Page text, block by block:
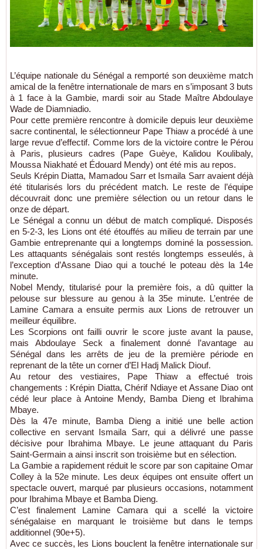
L’équipe nationale du Sénégal a remporté son deuxième match
amical de la fenêtre internationale de mars en s’imposant 3 buts
à 1 face à la Gambie, mardi soir au Stade Maître Abdoulaye
Wade de Diamniadio.
Pour cette première rencontre à domicile depuis leur deuxième
sacre continental, le sélectionneur Pape Thiaw a procédé à une
large revue d’effectif. Comme lors de la victoire contre le Pérou
à Paris, plusieurs cadres (Pape Guèye, Kalidou Koulibaly,
Moussa Niakhaté et Édouard Mendy) ont été mis au repos.
Seuls Krépin Diatta, Mamadou Sarr et Ismaila Sarr avaient déjà
été titularisés lors du précédent match. Le reste de l’équipe
découvrait donc une première sélection ou un retour dans le
onze de départ.
Le Sénégal a connu un début de match compliqué. Disposés
en 5-2-3, les Lions ont été étouffés au milieu de terrain par une
Gambie entreprenante qui a longtemps dominé la possession.
Les attaquants sénégalais sont restés longtemps esseulés, à
l’exception d’Assane Diao qui a touché le poteau dès la 14e
minute.
Nobel Mendy, titularisé pour la première fois, a dû quitter la
pelouse sur blessure au genou à la 35e minute. L’entrée de
Lamine Camara a ensuite permis aux Lions de retrouver un
meilleur équilibre.
Les Scorpions ont failli ouvrir le score juste avant la pause,
mais Abdoulaye Seck a finalement donné l’avantage au
Sénégal dans les arrêts de jeu de la première période en
reprenant de la tête un corner d’El Hadj Malick Diouf.
Au retour des vestiaires, Pape Thiaw a effectué trois
changements : Krépin Diatta, Chérif Ndiaye et Assane Diao ont
cédé leur place à Antoine Mendy, Bamba Dieng et Ibrahima
Mbaye.
Dès la 47e minute, Bamba Dieng a initié une belle action
collective en servant Ismaila Sarr, qui a délivré une passe
décisive pour Ibrahima Mbaye. Le jeune attaquant du Paris
Saint-Germain a ainsi inscrit son troisième but en sélection.
La Gambie a rapidement réduit le score par son capitaine Omar
Colley à la 52e minute. Les deux équipes ont ensuite offert un
spectacle ouvert, marqué par plusieurs occasions, notamment
pour Ibrahima Mbaye et Bamba Dieng.
C’est finalement Lamine Camara qui a scellé la victoire
sénégalaise en marquant le troisième but dans le temps
additionnel (90e+5).
Avec ce succès, les Lions bouclent la fenêtre internationale sur